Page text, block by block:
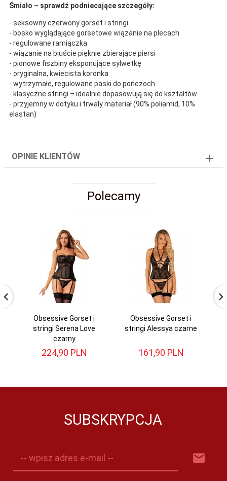
Śmiało – sprawdź podniecające szczegóły:
- seksowny czerwony gorset i stringi
- bosko wyglądające gorsetowe wiązanie na plecach
- regulowane ramiączka
- wiązanie na biuście pięknie zbierające piersi
- pionowe fiszbiny eksponujące sylwetkę
- oryginalna, kwiecista koronka
- wytrzymałe, regulowane paski do pończoch
- klasyczne stringi – idealnie dopasowują się do kształtów
- przyjemny w dotyku i trwały materiał (90% poliamid, 10%
elastan)
OPINIE KLIENTÓW
Polecamy
Obsessive Gorset i
stringi Serena Love
czarny
224,90 PLN
Obsessive Gorset i
stringi Alessya czarne
161,90 PLN
SUBSKRYPCJA
-- wpisz adres e-mail --